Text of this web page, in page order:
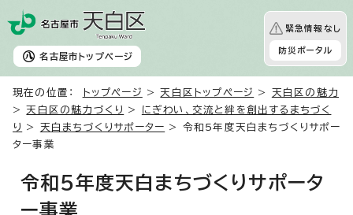
名古屋市 トップページ
緊急情報なし
防災ポータル
現在の位置： トップページ >天白区トップページ > 天白区の魅力
>天白区の魅力づくり > にぎわい、交流と絆を創出するまちづく
り
> 天白まちづくりサポーター > 令和5年度天白まちづくりサポー
ター事業
令和5年度天白まちづくりサポータ
ー事業